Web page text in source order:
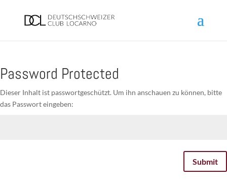
Password Protected
Dieser Inhalt ist passwortgeschützt. Um ihn anschauen zu können, bitte
das Passwort eingeben:
Submit